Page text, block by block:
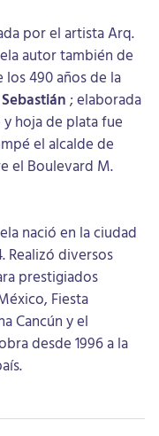
por el artista Arq.
autor también de
490 años de la
; elaborada
hoja de plata fue
el alcalde de
el Boulevard M.
nació en la ciudad
Realizó diversos
prestigiados
Fiesta
Cancún y el
desde 1996 a la